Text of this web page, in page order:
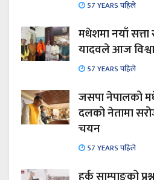
57 YEARS पहिले
मधेशमा नयाँ
यादवले आज
57 YEARS पहिले
जसपा नेपालको
दलको नेतामा
चयन
57 YEARS पहिले